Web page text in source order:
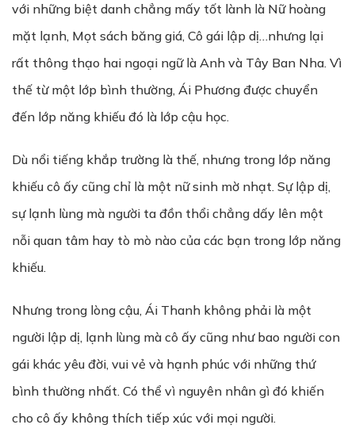
với những biệt danh chẳng mấy tốt lành là Nữ hoàng
mặt lạnh, Mọt sách băng giá, Cô gái lập dị…nhưng lại
rất thông thạo hai ngoại ngữ là Anh và Tây Ban Nha. Vì
thế từ một lớp bình thường, Ái Phương được chuyển
đến lớp năng khiếu đó là lớp cậu học.
Dù nổi tiếng khắp trường là thế, nhưng trong lớp năng
khiếu cô ấy cũng chỉ là một nữ sinh mờ nhạt. Sự lập dị,
sự lạnh lùng mà người ta đồn thổi chẳng dấy lên một
nỗi quan tâm hay tò mò nào của các bạn trong lớp năng
khiếu.
Nhưng trong lòng cậu, Ái Thanh không phải là một
người lập dị, lạnh lùng mà cô ấy cũng như bao người con
gái khác yêu đời, vui vẻ và hạnh phúc với những thứ
bình thường nhất. Có thể vì nguyên nhân gì đó khiến
cho cô ấy không thích tiếp xúc với mọi người.